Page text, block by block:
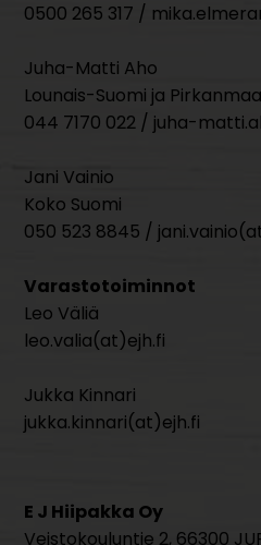
0500 265 317 /
Juha-Matti Aho
Lounais-Suomi ja Pirkanmaa
044 7170 022 / juha-
Jani Vainio
Koko Suomi
050 523 8845 /
Varastotoiminnot
Leo Väliä
leo.valia(at)ejh.fi
Jukka Kinnari
jukka.kinnari(at)ejh.fi
E J Hiipakka Oy
Veistokouluntie 2, 66300